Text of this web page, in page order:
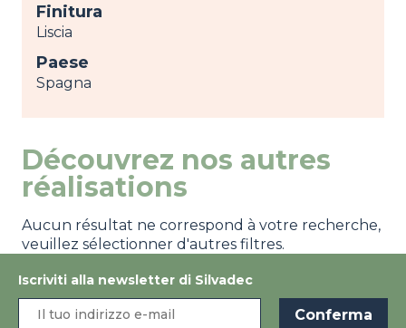
Finitura
Liscia
Paese
Spagna
Découvrez nos autres
réalisations
Aucun résultat ne correspond à votre recherche,
veuillez sélectionner d'autres filtres.
Iscriviti alla newsletter di Silvadec